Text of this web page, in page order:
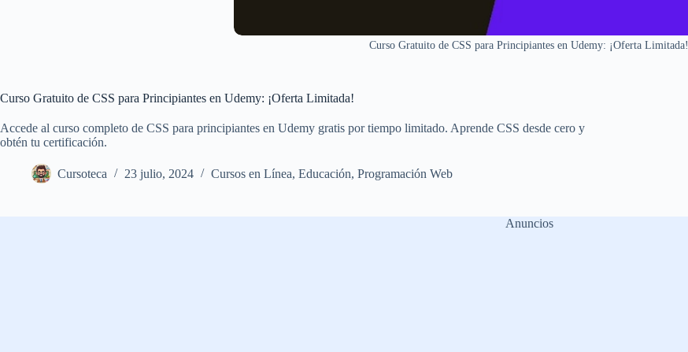
Curso Gratuito de CSS para Principiantes en Udemy: ¡Oferta Limitada!
Curso Gratuito de CSS para Principiantes en Udemy: ¡Oferta Limitada!
Accede al curso completo de CSS para principiantes en Udemy gratis por tiempo limitado. Aprende CSS desde cero y
obtén tu certificación.
Cursoteca 23 julio, 2024 Cursos en Línea, Educación, Programación Web
Anuncios